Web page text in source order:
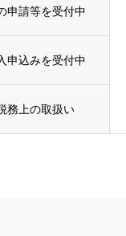
申請等を受付中
申込みを受付中
務上の取扱い